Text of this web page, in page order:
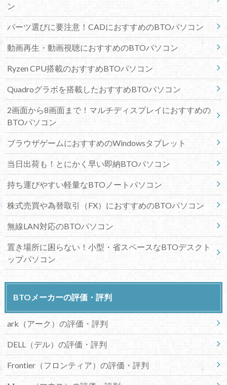
ン
パーツ選びに要注意！CADにおすすめのBTOパソコン
動画再生・動画視聴におすすめのBTOパソコン
Ryzen CPU搭載のおすすめBTOパソコン
Quadroグラボを搭載したおすすめBTOパソコン
2画面から8画面まで！マルチディスプレイにおすすめの
BTOパソコン
ブラウザゲームにおすすめのWindowsタブレット
当日出荷も！とにかく早い即納BTOパソコン
持ち運びやすい軽量なBTOノートパソコン
株式売買や為替取引（FX）におすすめのBTOパソコン
無線LAN対応のBTOパソコン
置き場所に困らない！小型・省スペースなBTOデスクト
ップパソコン
BTOメーカーの評価・評判
ark（アーク）の評価・評判
DELL（デル）の評価・評判
Frontier（フロンティア）の評価・評判